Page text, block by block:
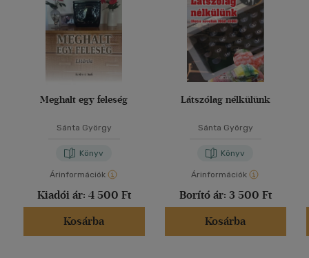
Meghalt egy feleség
Sánta György
Könyv
Árinformációk
Kiadói ár: 4 500 Ft
Kosárba
Látszólag nélkülünk
Sánta György
Könyv
Árinformációk
Borító ár: 3 500 Ft
Kosárba